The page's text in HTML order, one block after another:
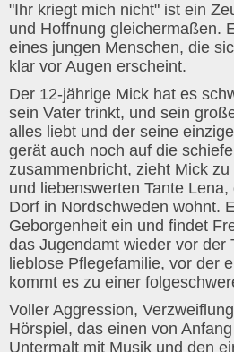
"Ihr kriegt mich nicht" ist ein
und Hoffnung gleichermaßen.
eines jungen Menschen, die
klar vor Augen erscheint.
Der 12-jährige Mick hat es
sein Vater trinkt, und sein
alles liebt und der seine
gerät auch noch auf die
zusammenbricht, zieht Mick
und liebenswerten Tante
Dorf in Nordschweden wohnt.
Geborgenheit ein und findet
das Jugendamt wieder vor der
lieblose Pflegefamilie, vor der
kommt es zu einer
Voller Aggression,
Hörspiel, das einen von
Untermalt mit Musik und den